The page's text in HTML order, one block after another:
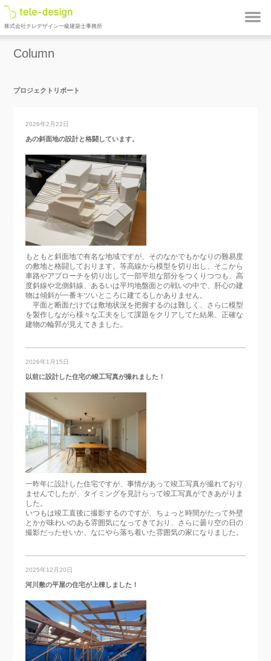
株式会社テレデザイン一級建築士事務所
Column
プロジェクトリポート
2026年2月22日
あの斜面地の設計と格闘しています。
もともと斜面地で有名な地域ですが、そのなかでもかなりの難易度
の敷地と格闘しております。等高線から模型を切り出し、そこから
車路やアプローチを切り出して一部平坦な部分をつくりつつも、高
度斜線や北側斜線、あるいは平均地盤面との戦いの中で、肝心の建
物は傾斜が一番キツいところに建てるしかありません。
平面と断面だけでは敷地状況を把握するのは難しく、さらに模型
を製作しながら様々な工夫をして課題をクリアしてた結果、正確な
建物の輪郭が見えてきました。
2026年1月15日
以前に設計した住宅の竣工写真が撮れました！
一昨年に設計した住宅ですが、事情があって竣工写真が撮れており
ませんでしたが、タイミングを見計らって竣工写真ができあがりま
した。
いつもは竣工直後に撮影するのですが、ちょっと時間がたって外壁
とかが味わいのある雰囲気になってきており、さらに曇り空の日の
撮影だったせいか、なにやら落ち着いた雰囲気の家になりました。
2025年12月20日
河川敷の平屋の住宅が上棟しました！